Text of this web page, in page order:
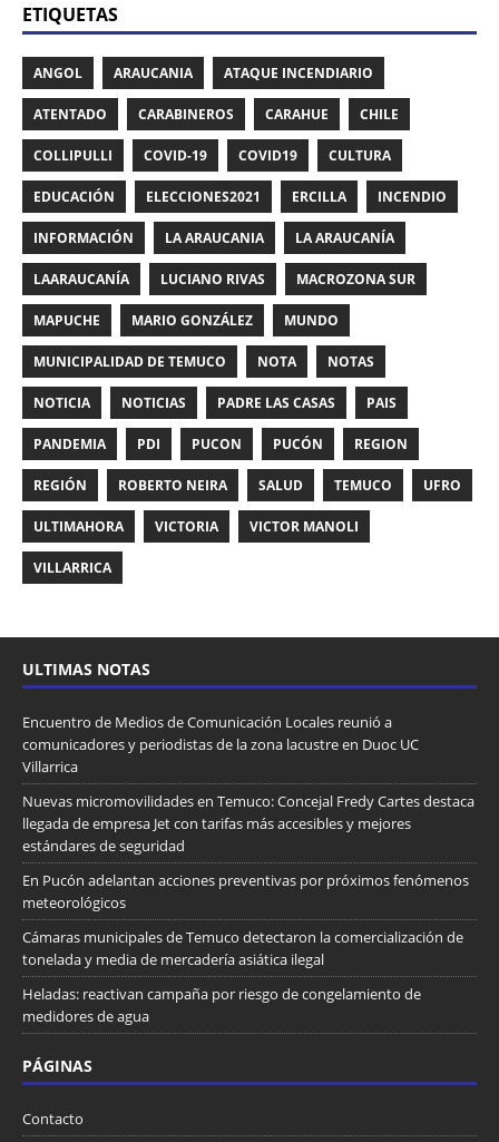
ETIQUETAS
ANGOL ARAUCANIA ATAQUE INCENDIARIO
ATENTADO CARABINEROS CARAHUE CHILE
COLLIPULLI COVID-19 COVID19 CULTURA
EDUCACIÓN ELECCIONES2021 ERCILLA INCENDIO
INFORMACIÓN LA ARAUCANIA LA ARAUCANÍA
LAARAUCANÍA LUCIANO RIVAS MACROZONA SUR
MAPUCHE MARIO GONZÁLEZ MUNDO
MUNICIPALIDAD DE TEMUCO NOTA NOTAS
NOTICIA NOTICIAS PADRE LAS CASAS PAIS
PANDEMIA PDI PUCON PUCÓN REGION
REGIÓN ROBERTO NEIRA SALUD TEMUCO UFRO
ULTIMAHORA VICTORIA VICTOR MANOLI
VILLARRICA
ULTIMAS NOTAS
Encuentro de Medios de Comunicación Locales reunió a
comunicadores y periodistas de la zona lacustre en Duoc UC
Villarrica
Nuevas micromovilidades en Temuco: Concejal Fredy Cartes destaca
llegada de empresa Jet con tarifas más accesibles y mejores
estándares de seguridad
En Pucón adelantan acciones preventivas por próximos fenómenos
meteorológicos
Cámaras municipales de Temuco detectaron la comercialización de
tonelada y media de mercadería asiática ilegal
Heladas: reactivan campaña por riesgo de congelamiento de
medidores de agua
PÁGINAS
Contacto